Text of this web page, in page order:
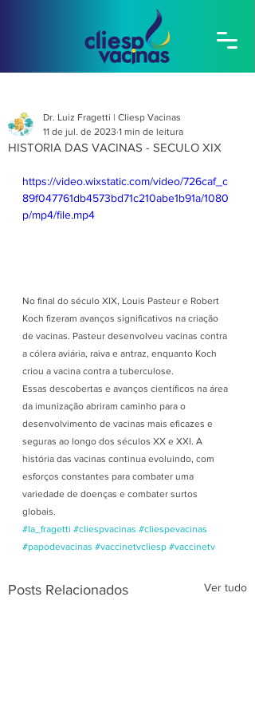
HISTORIA DAS VACINAS - SECULO XIX
Dr. Luiz Fragetti | Cliesp Vacinas
11 de jul. de 2023 1 min de leitura
https://video.wixstatic.com/video/726caf_c
89f047761db4573bd71c210abe1b91a/1080
p/mp4/file.mp4
No final do século XIX, Louis Pasteur e Robert
Koch fizeram avanços significativos na criação
de vacinas. Pasteur desenvolveu vacinas contra
a cólera aviária, raiva e antraz, enquanto Koch
criou a vacina contra a tuberculose.
Essas descobertas e avanços científicos na área
da imunização abriram caminho para o
desenvolvimento de vacinas mais eficazes e
seguras ao longo dos séculos XX e XXI. A
história das vacinas continua evoluindo, com
esforços constantes para combater uma
variedade de doenças e combater surtos
globais.
#la_fragetti #cliespvacinas #cliespevacinas
#papodevacinas #vaccinetvcliesp #vaccinetv
Posts Relacionados Ver tudo